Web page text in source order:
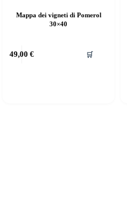
Mappa dei vigneti di Pomerol
30×40
49,00 € 🛒